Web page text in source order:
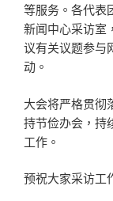
等服务。各代表
新闻中心采访室
议有关议题参与
动。
大会将严格贯彻
持节俭办会，持
工作。
预祝大家采访工